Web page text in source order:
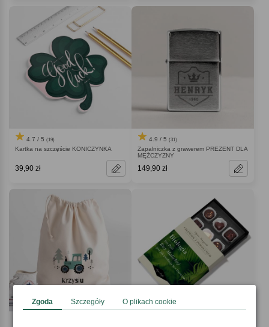
4.7 / 5 (19)
Kartka na szczęście KONICZYNKA
39,90 zł
4.9 / 5 (31)
Zapalniczka z grawerem PREZENT DLA
MĘŻCZYZNY
149,90 zł
Zgoda Szczegóły O plikach cookie